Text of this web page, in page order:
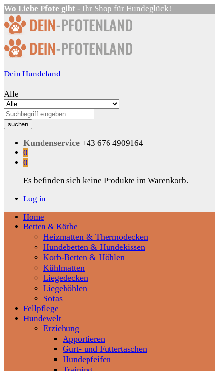
Wo Liebe Pfote gibt - Ihr Shop für Hundeglück!
Dein Hundeland
Alle
suchen
Kundenservice +43 676 4909164
0
0
Es befinden sich keine Produkte im Warenkorb.
Log in
Home
Betten & Körbe
Heizmatten & Thermodecken
Hundebetten & Hundekissen
Korb-Betten & Höhlen
Kühlmatten
Liegedecken
Liegehöhlen
Sofas
Fellpflege
Hundewelt
Erziehung
Apportieren
Gurt- und Futtertaschen
Hundepfeifen